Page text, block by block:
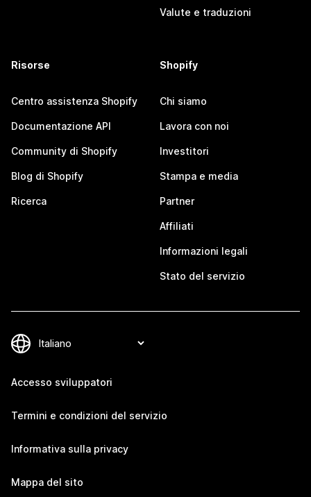
Valute e traduzioni
Risorse
Centro assistenza Shopify
Documentazione API
Community di Shopify
Blog di Shopify
Ricerca
Shopify
Chi siamo
Lavora con noi
Investitori
Stampa e media
Partner
Affiliati
Informazioni legali
Stato del servizio
Accesso sviluppatori
Termini e condizioni del servizio
Informativa sulla privacy
Mappa del sito